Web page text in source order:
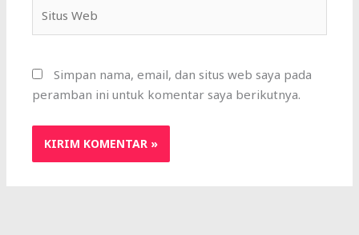
Web
Simpan nama, email, dan situs web saya pada
peramban ini untuk komentar saya berikutnya.